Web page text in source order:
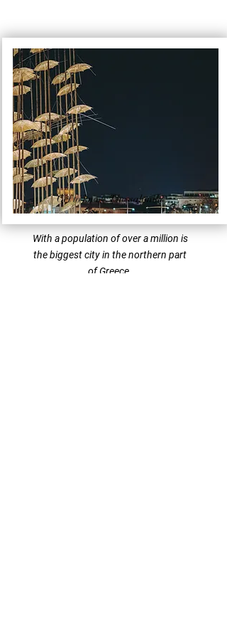
Get to know: Thessaloniki
With a population of over a million is
the biggest city in the northern part
of Greece.